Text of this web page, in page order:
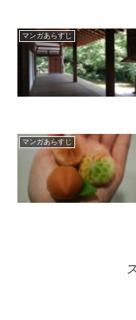
マンガあらすじ
マンガあらすじ